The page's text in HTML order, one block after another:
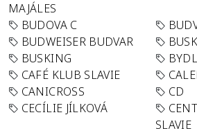
MAJÁLES
BUDOVA C
BUDWEISER BUDVAR
BUSKING
CAFÉ KLUB SLAVIE
CANICROSS
CD
CECÍLIE JÍLKOVÁ
SLAVIE